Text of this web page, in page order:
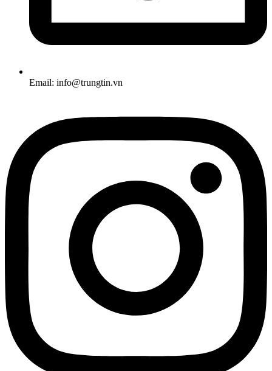
Email: info@trungtin.vn